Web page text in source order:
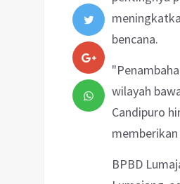
bencana.
wilayah
Candipuro
BPBD